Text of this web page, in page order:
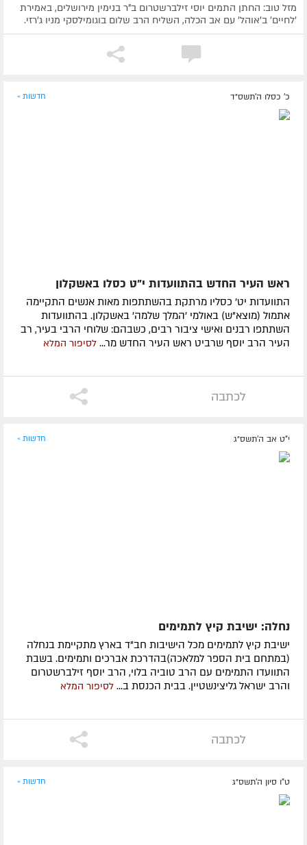
מזל טוב: החתן התמים יוסי זילברשטרום ב"ר בנימין מירושלים, באמירת
'לחיים' ב'אוהל' עם אב הכלה, השליח הרב שלום בוגומילסקי מניו ג'רזי.
כ' כסלו ה׳תשס״ד חדשות »
ראש העיר החדש בהתוועדות י"ט כסלו באשקלון
התוועדות יט' כסליו מרתקת בהשתתפות מאות אנשים התקיימה
אתמול (מוצא"ש) באולמי 'המלך שלמה' באשקלון. בהתוועדות
השתתפו רבנים ואישי ציבור רבים, כשבהם: שלוחי הרבי בעיר, רב
העיר הרב יוסף שרביט ראש העיר החדש מר... לסיפור המלא
לכתבה
י"ט אב ה׳תשס״ג חדשות »
נחלה: ישיבת קיץ לתמימים
ישיבת קיץ לתמימים מכל הישיבות חב"ד בארץ מתקיימת בנחלה
(במתחם בית הספר למלאכה)בהדרכת אברכים ותמימים. בשבת
התוועדו התמימים עם הרב טוביה בלוי, הרב יוסף זילברשטרום
והרב ישראל גליצינשטיין. בבית הכנסת ב... לסיפור המלא
לכתבה
ט"ו סיון ה׳תשס״ג חדשות »